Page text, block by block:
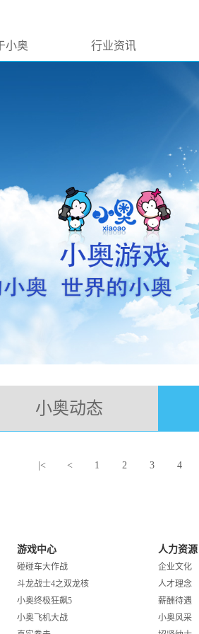
小奥 行业资讯
小奥动态
|< < 1 2 3 4
游戏中心
碰碰车大作战
斗龙战士4之双龙核
小奥终极狂飙5
小奥飞机大战
人力资源
企业文化
人才理念
薪酬待遇
小奥风采